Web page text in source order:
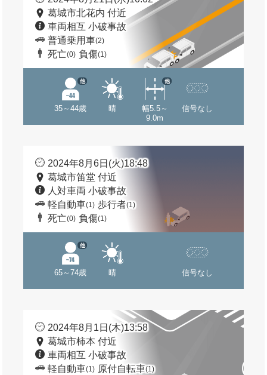
葛城市北花内 付近
車両相互 小破事故
普通乗用車(2)
死亡(0) 負傷(1)
35～44歳
他
晴
幅5.5～
9.0m
他
信号なし
2024年8月6日(火)18:48
葛城市笛堂 付近
人対車両 小破事故
軽自動車(1) 歩行者(1)
死亡(0) 負傷(1)
65～74歳
他
晴 信号なし
2024年8月1日(木)13:58
葛城市柿本 付近
車両相互 小破事故
軽自動車(1) 原付自転車(1)